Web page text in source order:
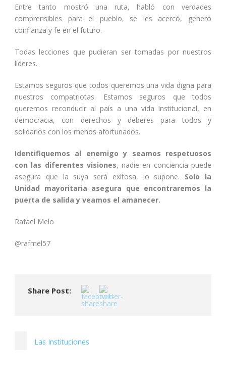
Entre tanto mostró una ruta, habló con verdades
comprensibles para el pueblo, se les acercó, generó
confianza y fe en el futuro.
Todas lecciones que pudieran ser tomadas por nuestros
líderes.
Estamos seguros que todos queremos una vida digna para
nuestros compatriotas. Estamos seguros que todos
queremos reconducir al país a una vida institucional, en
democracia, con derechos y deberes para todos y
solidarios con los menos afortunados.
Identifiquemos al enemigo y seamos respetuosos
con las diferentes visiones, nadie en conciencia puede
asegura que la suya será exitosa, lo supone. Solo la
Unidad mayoritaria asegura que encontraremos la
puerta de salida y veamos el amanecer.
Rafael Melo
@rafmel57
Share Post:
Las Instituciones